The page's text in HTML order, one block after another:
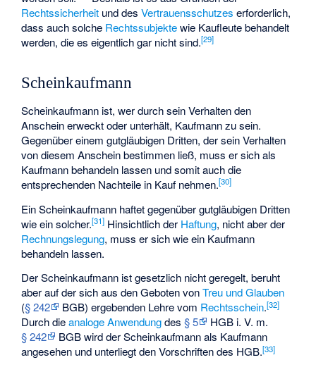
Rechtssicherheit und desVertrauensschutzes erforderlich,
dass auch solche Rechtssubjektewie Kaufleute behandelt
werden, die es eigentlich gar nicht sind.[29]
Scheinkaufmann
Scheinkaufmann ist, wer durch sein Verhalten den
Anschein erweckt oder unterhält, Kaufmann zu sein.
Gegenüber einem gutgläubigen Dritten, der sein Verhalten
von diesem Anschein bestimmen ließ, muss er sich als
Kaufmann behandeln lassen und somit auch die
entsprechenden Nachteile in Kauf nehmen.[30]
Ein Scheinkaufmann haftet gegenüber gutgläubigen Dritten
wie ein solcher.[31] Hinsichtlich der Haftung, nicht aber der
Rechnungslegung, muss er sich wie ein Kaufmann
behandeln lassen.
Der Scheinkaufmann ist gesetzlich nicht geregelt, beruht
aber auf der sich aus den Geboten vonTreu und Glauben
(§ 242 BGB) ergebenden Lehre vom Rechtsschein.[32]
Durch dieanaloge Anwendungdes§ 5
HGB i. V. m.
§ 242
BGB wird der Scheinkaufmann als Kaufmann
angesehen und unterliegt den Vorschriften des HGB.[33]